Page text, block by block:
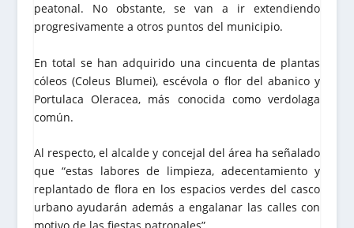
peatonal. No obstante, se van a ir extendiendo
progresivamente a otros puntos del municipio.
En total se han adquirido una cincuenta de plantas
cóleos (Coleus Blumei), escévola o flor del abanico y
Portulaca Oleracea, más conocida como verdolaga
común.
Al respecto, el alcalde y concejal del área ha señalado
que “estas labores de limpieza, adecentamiento y
replantado de flora en los espacios verdes del casco
urbano ayudarán además a engalanar las calles con